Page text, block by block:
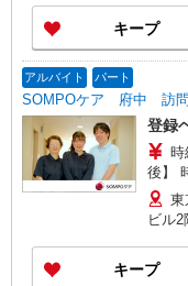
含む
手当
在宅
方は
2.08
1分〜
キープ
アルバイト パート
SOMPOケア 府中 訪問
登録
時給
後】 時給1,720円〜 ＊日曜祝日：時給2,020円〜
ーー東
ビル2
キープ